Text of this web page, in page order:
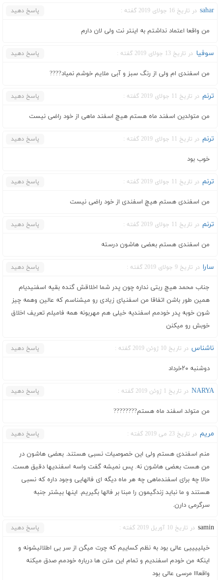
sahar در تاریخ 16 جولای 2019 گفته : پاسخ دهید
من واقعا اعتماد نداشتم به اینتر نت ولی لان دارم
سوفیا در تاریخ 13 جولای 2019 گفته : پاسخ دهید
من اسفندی ام ولی از رنگ‌ سبز و آبی ملایم خوشم نمیاد????
ترنم در تاریخ 11 جولای 2019 گفته : پاسخ دهید
من متولدین اسفند ماه هستم هیچ اسفند ماهی از خود راضی نیست
ترنم در تاریخ 11 جولای 2019 گفته : پاسخ دهید
خوب بود
ترنم در تاریخ 11 جولای 2019 گفته : پاسخ دهید
من اسفندی هستم هیچ اسفندی از خود راضی نیست
ترنم در تاریخ 11 جولای 2019 گفته : پاسخ دهید
من اسفندی هستم بعضی هاشون درسته
سارا در تاریخ 9 جولای 2019 گفته : پاسخ دهید
جناب محمد هیچ ربتی نداره چون پدر شما اخلاقش گنده بقیه اسفنیدیام
همین طور باشن اتفاقا من اسفنیای زیادی رو میشناسم که عالین وه‍مه چیز
شون خوبه پدر خودمم اسفندیه خیلی هم مهربونه همه فامیلم تعریف اخلاق
خوبش رو میکنن
ناشناس در تاریخ 10 ژوئن 2019 گفته : پاسخ دهید
دوشنبه ۲۰خرداد
NARYA در تاریخ 1 ژوئن 2019 گفته : پاسخ دهید
من متولد اسفند ماه هستم????????
مریم در تاریخ 23 می 2019 گفته : پاسخ دهید
منم اسفندی هستم ولی این خصوصیات نسبی هستند. بعضی هاشون در
من هست بعضی هاشون نه. پس نمیشه گفت واسه اسفندیها دقیق هست.
حالا چه برای اسفندماهی چه هر ماه دیگه ای فالهایی وجود داره که نسبی
هستند و ما نباید زندگیمون را مبنا بر فالها بگیریم. اینها بیشتر جنبه
سرگرمی دارن.
samin در تاریخ 10 آوریل 2019 گفته : پاسخ دهید
خیلییییی عالی بود به نظم کساییم که چرت میگن از سر بی اطلالیشونه و
اینکه من خودم اسفندیم و تمام این متن ها درباره خودمم صدق میکنه
واقعااا مرسی عالی بود